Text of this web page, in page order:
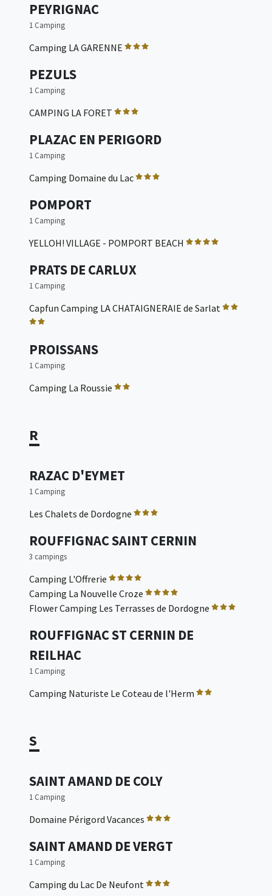
PEYRIGNAC
1 Camping
Camping LA GARENNE
PEZULS
1 Camping
CAMPING LA FORET
PLAZAC EN PERIGORD
1 Camping
Camping Domaine du Lac
POMPORT
1 Camping
YELLOH! VILLAGE - POMPORT BEACH
PRATS DE CARLUX
1 Camping
Capfun Camping LA CHATAIGNERAIE de Sarlat
PROISSANS
1 Camping
Camping La Roussie
R
RAZAC D'EYMET
1 Camping
Les Chalets de Dordogne
ROUFFIGNAC SAINT CERNIN
3 campings
Camping L'Offrerie
Camping La Nouvelle Croze
Flower Camping Les Terrasses de Dordogne
ROUFFIGNAC ST CERNIN DE
REILHAC
1 Camping
Camping Naturiste Le Coteau de l'Herm
S
SAINT AMAND DE COLY
1 Camping
Domaine Périgord Vacances
SAINT AMAND DE VERGT
1 Camping
Camping du Lac De Neufont